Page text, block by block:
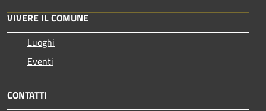
VIVERE IL COMUNE
Luoghi
Eventi
CONTATTI